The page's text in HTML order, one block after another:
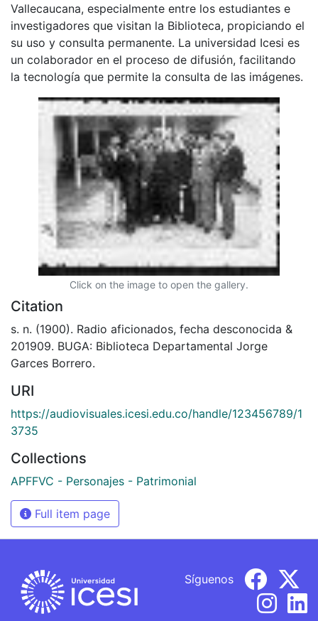
Vallecaucana, especialmente entre los estudiantes e
investigadores que visitan la Biblioteca, propiciando el
su uso y consulta permanente. La universidad Icesi es
un colaborador en el proceso de difusión, facilitando
la tecnología que permite la consulta de las imágenes.
Click on the image to open the gallery.
Citation
s. n. (1900). Radio aficionados, fecha desconocida &
201909. BUGA: Biblioteca Departamental Jorge
Garces Borrero.
URI
https://audiovisuales.icesi.edu.co/handle/123456789/1
3735
Collections
APFFVC - Personajes - Patrimonial
Full item page
Síguenos